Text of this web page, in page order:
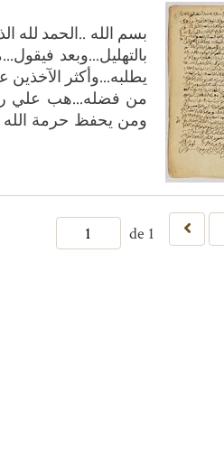
بالتهليل...وبعد
يطلبه...وأكثر
من فضله...هب علي
de 1